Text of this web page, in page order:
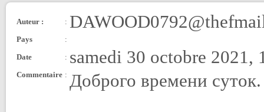
Auteur : :
Pays
:
Date
: samedi 30 octobre 2021,
Commentaire : Доброго времени суток.